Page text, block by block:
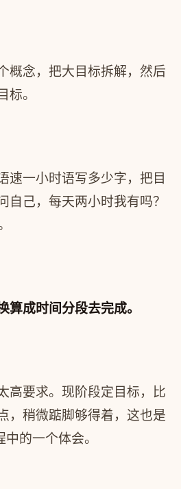
概念，把大目标拆解，然后
标。
速一小时语写多少字，把目
自己，每天两小时我有吗？
算成时间分段去完成。
高要求。 现阶段定目标，比
，稍微踮脚够得着，这也是
的一个体会。